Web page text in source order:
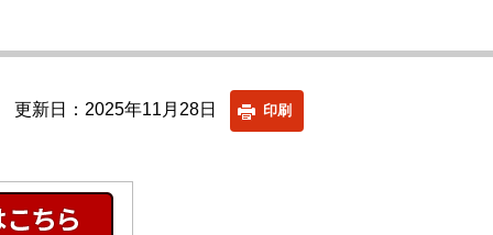
更新日：2025年11月28日 印刷